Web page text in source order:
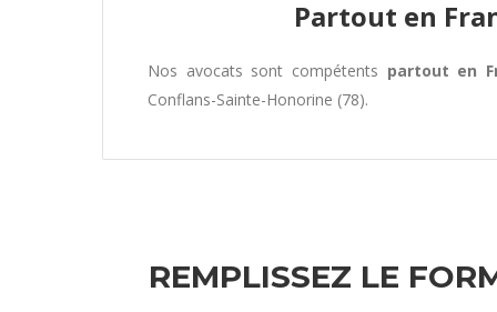
Partout en
Nos avocats sont compétents partout en
Conflans-Sainte-Honorine (78).
REMPLISSEZ LE